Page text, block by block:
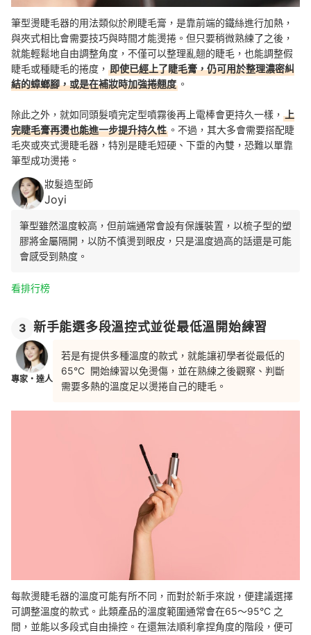
筆型燙睫毛器的用法類似於刷睫毛膏，是靠前端的鐵絲進行加熱，
與夾式相比會需要技巧與時間才能燙捲。但只要稍微熟練了之後，
就能輕鬆地自由調整角度，不僅可以整理亂翹的睫毛，也能調整假
睫毛或種睫毛的捲度， 即使已經上了睫毛膏，仍可用於整理濃密糾
結的蟑螂腳，或是在補妝時加強捲翹度 。
除此之外，就如同頭髮噴完定型噴霧後再上電棒會更持久一樣， 上
完睫毛膏再燙也能進一步提升持久性 。不過，其大多會需要搭配睫
毛夾或夾式燙睫毛器，特別是睫毛短硬、下垂的內雙，恐難以單靠
筆型成功燙捲。
妝髮造型師
Joyi
筆型雖然溫度較高，但前端通常會設有保護裝置，以梳子型的塑
膠將金屬隔開，以防不慎燙到眼皮，只是溫度過高的話還是可能
會感受到熱度。
看排行榜
3 新手能選多段溫控式並從最低溫開始練習
專家・達人
若是有提供多種溫度的款式，就能讓初學者從最低的
65°C 開始練習以免燙傷，並在熟練之後觀察、判斷
需要多熱的溫度足以燙捲自己的睫毛。
每款燙睫毛器的溫度可能有所不同，而對於新手來說，便建議選擇
可調整溫度的款式。此類產品的溫度範圍通常會在65～95°C 之
間，並能以多段式自由操控。在還無法順利拿捏角度的階段，便可